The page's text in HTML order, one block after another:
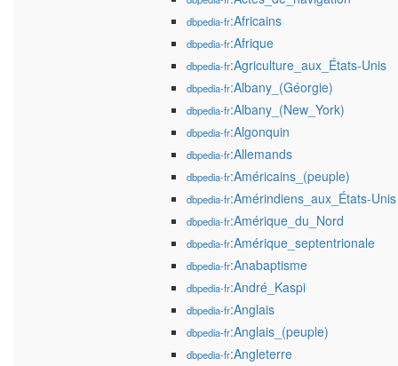
dbpedia-fr:Africains
dbpedia-fr:Afrique
dbpedia-fr:Agriculture_aux_États-Unis
dbpedia-fr:Albany_(Géorgie)
dbpedia-fr:Albany_(New_York)
dbpedia-fr:Algonquin
dbpedia-fr:Allemands
dbpedia-fr:Américains_(peuple)
dbpedia-fr:Amérindiens_aux_États-Unis
dbpedia-fr:Amérique_du_Nord
dbpedia-fr:Amérique_septentrionale
dbpedia-fr:Anabaptisme
dbpedia-fr:André_Kaspi
dbpedia-fr:Anglais
dbpedia-fr:Anglais_(peuple)
dbpedia-fr:Angleterre